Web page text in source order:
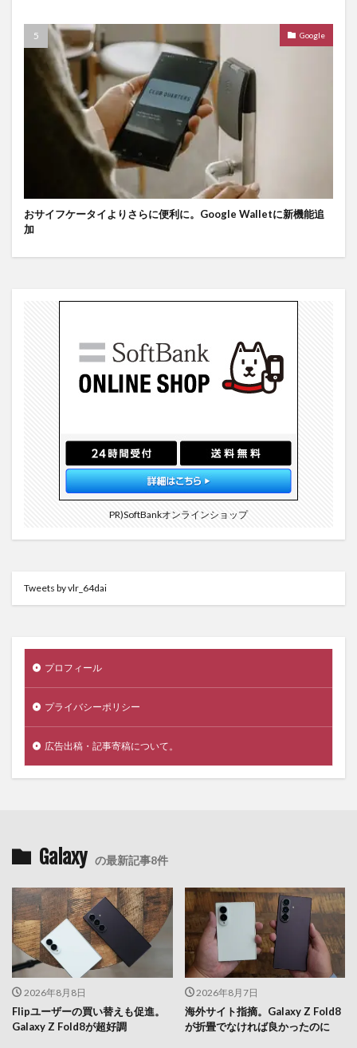
Google
おサイフケータイよりさらに便利に。Google Walletに新機能追
加
PR)SoftBankオンラインショップ
Tweets by vlr_64dai
プロフィール
プライバシーポリシー
広告出稿・記事寄稿について。
Galaxy の最新記事8件
2026年8月8日
Flipユーザーの買い替えも促進。
Galaxy Z Fold8が超好調
2026年8月7日
海外サイト指摘。Galaxy Z Fold8
が折畳でなければ良かったのに